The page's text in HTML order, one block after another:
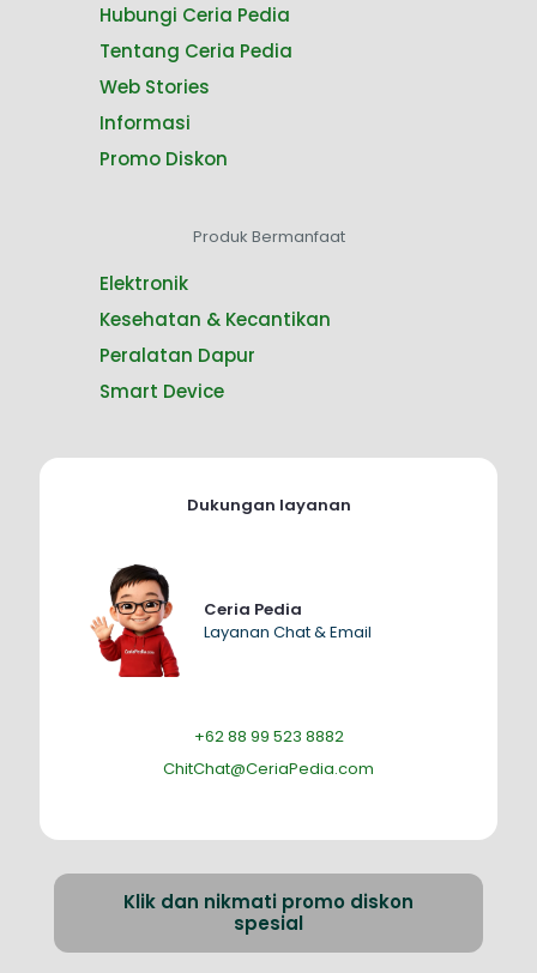
Hubungi Ceria Pedia
Tentang Ceria Pedia
Web Stories
Informasi
Promo Diskon
Produk Bermanfaat
Elektronik
Kesehatan & Kecantikan
Peralatan Dapur
Smart Device
Dukungan layanan
Ceria Pedia
Layanan Chat & Email
+62 88 99 523 8882
ChitChat@CeriaPedia.com
Klik dan nikmati promo diskon
spesial